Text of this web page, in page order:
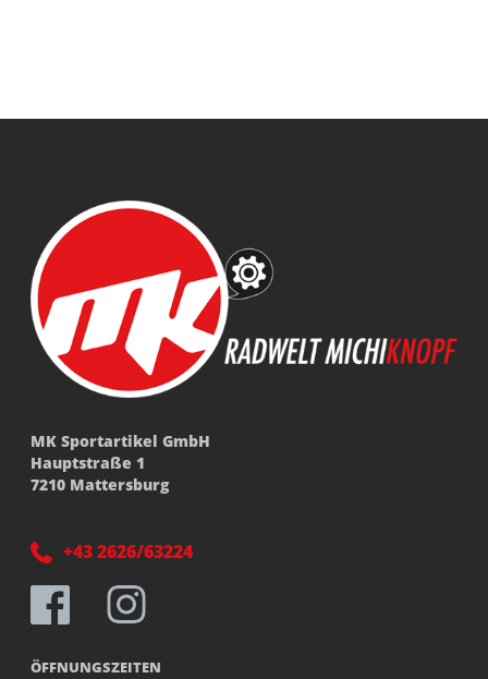
MK Sportartikel GmbH
Hauptstraße 1
7210 Mattersburg
+43 2626/63224
ÖFFNUNGSZEITEN